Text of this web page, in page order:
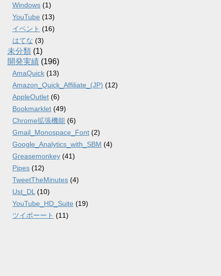
Windows (1)
YouTube (13)
イベント (16)
はてな (3)
未分類 (1)
開発実績 (196)
AmaQuick (13)
Amazon_Quick_Affiliate_(JP) (12)
AppleOutlet (6)
Bookmarklet (49)
Chrome拡張機能 (6)
Gmail_Monospace_Font (2)
Google_Analytics_with_SBM (4)
Greasemonkey (41)
Pipes (12)
TweetTheMinutes (4)
Ust_DL (10)
YouTube_HD_Suite (19)
ツイポーート (11)